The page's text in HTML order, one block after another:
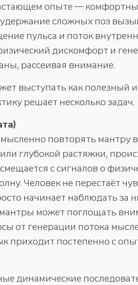
опыте —
сложных поз
пульса и поток
дискомфорт и
рассеивая внимание.
выступать как полезный
решает несколько задач.
повторять мантру
глубокой растяжки,
с сигналов о
Человек не перестаёт
начинает наблюдать за
может поглощать
от генерации потока
приходит постепенно с
динамические